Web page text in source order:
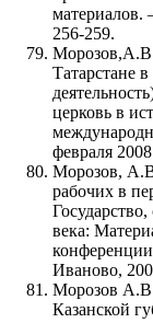
256-259.
Татарстане
церковь в
февраля
Морозов,
рабочих в
века:
Иваново,
Морозов А.В.
Казанской